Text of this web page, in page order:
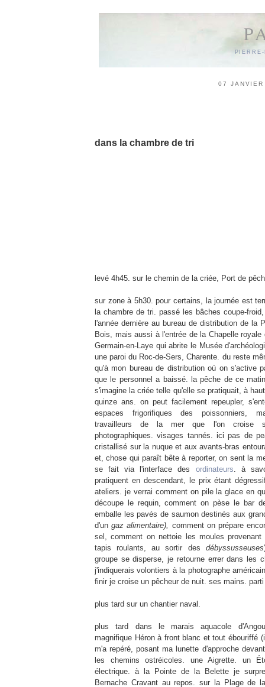
07
dans la chambre de tri
levé 4h45. sur le chemin de la criée, Port de
sur zone à 5h30. pour certains, la journée est
la chambre de tri. passé les bâches coupe-
l'année dernière au bureau de distribution de la
Bois, mais aussi à l'entrée de la Chapelle royale
Germain-en-Laye qui abrite le Musée
une paroi du Roc-de-Sers, Charente. du reste
qu'à mon bureau de distribution où on s'active
que le personnel a baissé. la pêche de ce
s'imagine la criée telle qu'elle se pratiquait, à
quinze ans. on peut facilement repeupler,
espaces frigorifiques des poissonniers,
travailleurs de la mer que l'on croise
photographiques. visages tannés. ici pas de
cristallisé sur la nuque et aux avants-bras
et, chose qui paraît bête à reporter, on sent la
se fait via l'interface des ordinateurs . à
pratiquent en descendant, le prix étant
ateliers. je verrai comment on pile la glace en
découpe le requin, comment on pèse le bar
emballe les pavés de saumon destinés aux
d'ungaz alimentaire),
comment on prépare
sel, comment on nettoie les moules
tapis roulants, au sortir des débyssusseuses
groupe se disperse, je retourne errer dans les
j'indiquerais volontiers à la photographe
finir je croise un pêcheur de nuit. ses mains.
plus tard sur un chantier naval.
plus tard dans le marais aquacole
magnifique Héron à front blanc et tout ébouriffé
m'a repéré, posant ma lunette d'approche
les chemins ostréicoles. une Aigrette. un
électrique. à la Pointe de la Belette je
Bernache Cravant au repos. sur la Plage de